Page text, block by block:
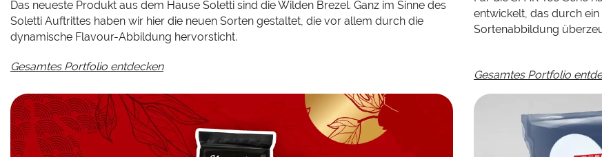
Das neueste Produkt aus dem Hause Soletti sind die Wilden Brezel. Ganz im Sinne des
Soletti Auftrittes haben wir hier die neuen Sorten gestaltet, die vor allem durch die
dynamische Flavour-Abbildung hervorsticht.
Gesamtes Portfolio entdecken
entwickelt, das durch
Sortenabbildung
Gesamtes Portfolio